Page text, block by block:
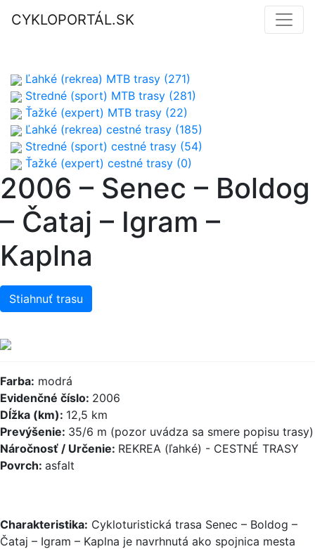
CYKLOPORTÁL.SK
Ľahké (rekrea) MTB trasy (271)
Stredné (sport) MTB trasy (281)
Ťažké (expert) MTB trasy (22)
Ľahké (rekrea) cestné trasy (185)
Stredné (sport) cestné trasy (54)
Ťažké (expert) cestné trasy (0)
2006 – Senec – Boldog
– Čataj – Igram –
Kaplna
Stiahnuť trasu
Farba: modrá
Evidenčné číslo: 2006
Dĺžka (km): 12,5 km
Prevýšenie: 35/6 m (pozor uvádza sa smere popisu trasy)
Náročnosť / Určenie: REKREA (ľahké) - CESTNÉ TRASY
Povrch: asfalt
Charakteristika: Cykloturistická trasa Senec – Boldog –
Čataj – Igram – Kaplna je navrhnutá ako spojnica mesta